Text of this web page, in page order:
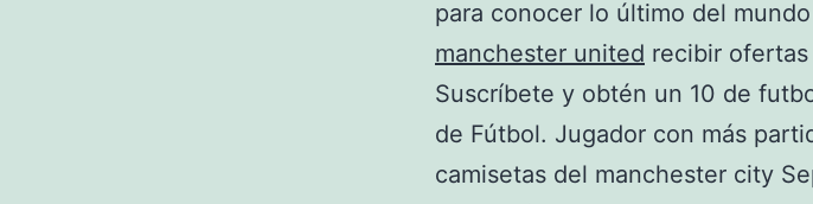
para conocer lo último del
manchester united recibir
Suscríbete y obtén un 10 de
de Fútbol. Jugador con más
camisetas del manchester city